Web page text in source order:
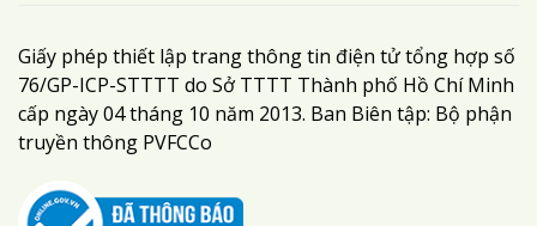
Giấy phép thiết lập trang thông tin điện tử tổng hợp số
76/GP-ICP-STTTT do Sở TTTT Thành phố Hồ Chí Minh
cấp ngày 04 tháng 10 năm 2013. Ban Biên tập: Bộ phận
truyền thông PVFCCo